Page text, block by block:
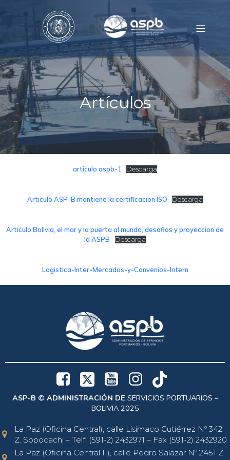
Artículos
articulo aspb-1 Descarga
Articulo ASP-B mantiene la certificacion ISO Descarga
Articulo Bolivia, el mar y la puerta al mundo, desafios y proyeccion de
la ASPB
Descarga
Logistica-Inter-Mercados-y-Convenios-Intern
ASP-B © ADMINISTRACIÓN DE SERVICIOS PORTUARIOS –
BOLIVIA 2025
La Paz (Oficina Central), calle Lisímaco Gutiérrez Nº 342
Z. Sopocachi – Telf. (591-2) 2432971 – Fax (591-2) 2432920
La Paz (Oficina Central II), calle Pedro Salazar Nº 2451 Z.